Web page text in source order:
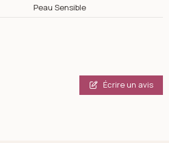
Peau Sensible
Écrire un avis